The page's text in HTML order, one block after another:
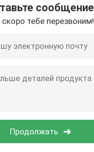
сообщение
тебе перезвоним!